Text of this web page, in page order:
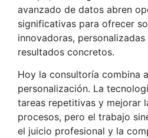
avanzado de datos abren
significativas para ofrecer
innovadoras,
resultados concretos.
Hoy la consultoría combina
personalización. La
tareas repetitivas y mejorar
procesos, pero el trabajo
el juicio profesional y la